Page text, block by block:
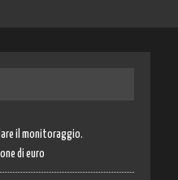
il monitoraggio.
di euro